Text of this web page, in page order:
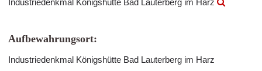
Industriedenkmal Königshütte Bad Lauterberg im Harz
Aufbewahrungsort:
Industriedenkmal Königshütte Bad Lauterberg im Harz